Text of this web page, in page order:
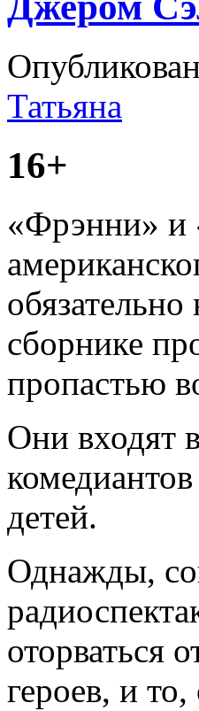
Татьяна
16+
«Фрэнни» и
сборнике
пропастью
Они входят
детей.
Однажды,
оторваться
героев, и